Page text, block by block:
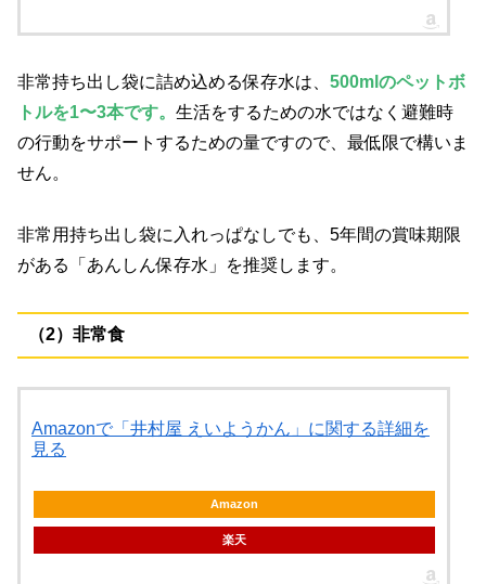
非常持ち出し袋に詰め込める保存水は、 500mlのペットボ
トルを1〜3本です。 生活をするための水ではなく避難時
の行動をサポートするための量ですので、最低限で構いま
せん。
非常用持ち出し袋に入れっぱなしでも、5年間の賞味期限
がある「あんしん保存水」を推奨します。
（2）非常食
Amazonで「井村屋 えいようかん」に関する詳細を
見る
Amazon
楽天